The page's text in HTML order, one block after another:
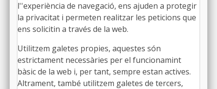
Àrea de Bon Govern
Àrea de Cultura
Àrea de Feminisme
Àrea d'Igualtat
Àrea de Joventut
l''experiència de navegació, ens ajuden a protegir
la privacitat i permeten realitzar les peticions que
ens solicitin a través de la web.
Utilitzem galetes propies, aquestes són
estrictament necessàries per el funcionamint
bàsic de la web i, per tant, sempre estan actives.
Altrament, també utilitzem galetes de tercers,